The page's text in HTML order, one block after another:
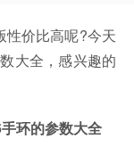
价比高呢?今天
大全，感兴趣的
环的参数大全